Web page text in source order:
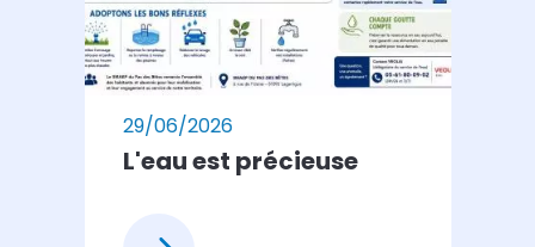
29/06/2026
L'eau est précieuse